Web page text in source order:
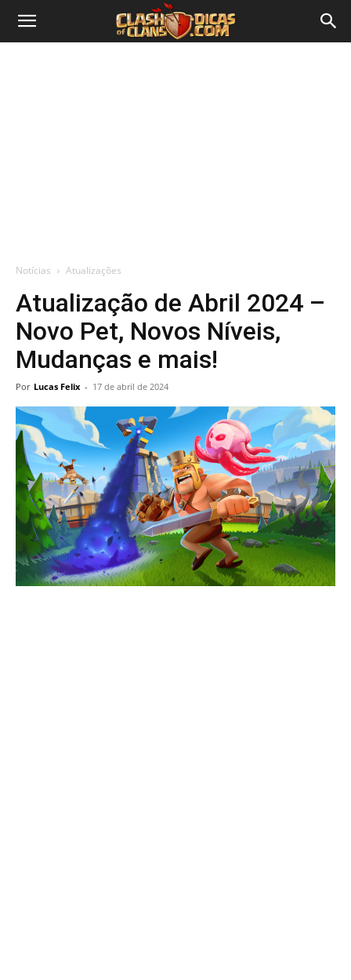
Notícias Atualizações
Atualização de Abril 2024 –
Novo Pet, Novos Níveis,
Mudanças e mais!
Por Lucas Felix - 17 de abril de 2024